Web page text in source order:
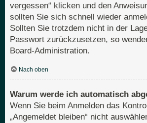
vergessen“ klicken und den
sollten Sie sich schnell wieder
Sollten Sie trotzdem nicht in der
Passwort zurückzusetzen, so
Board-Administration.
Nach oben
Warum werde ich automatisch
Wenn Sie beim Anmelden das
„Angemeldet bleiben“ nicht